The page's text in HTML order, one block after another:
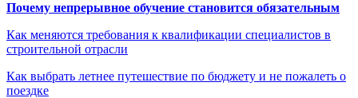
Почему непрерывное обучение становится обязательным
Как меняются требования к квалификации специалистов в
строительной отрасли
Как выбрать летнее путешествие по бюджету и не пожалеть о
поездке